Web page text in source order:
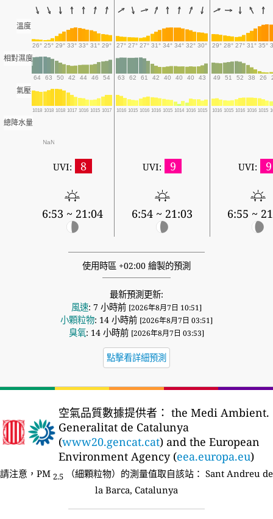
溫度
26° 25° 29° 33° 33° 31° 29° 27° 27° 27° 31° 34° 34° 32° 30° 29° 28° 27° 31° 35°
相對濕度
64 63 50 42 44 46 54 63 62 61 42 40 40 40 43 49 51 52 38 26
氣壓
1018 1018 1018 1017 1016 1015 1017 1016 1015 1016 1016 1015 1014 1016 1015 1016 1015 1016 1016 1015
總降水量
NaN
UVI: 8
6:53 ~ 21:04
UVI: 9
6:54 ~ 21:03
UVI: 9
6:55 ~
使用時區 +02:00 繪製的預測
最新預測更新:
風速: 7 小時前 [2026年8月7日 10:51]
小顆粒物: 14 小時前 [2026年8月7日 03:51]
臭氧: 14 小時前 [2026年8月7日 03:53]
點擊看詳細預測
空氣品質數據提供者： the Medi Ambient.
Generalitat de Catalunya
(www20.gencat.cat) and the European
Environment Agency (eea.europa.eu)
請注意，PM 2.5 （細顆粒物）的測量值取自該站： Sant Andreu de
la Barca, Catalunya